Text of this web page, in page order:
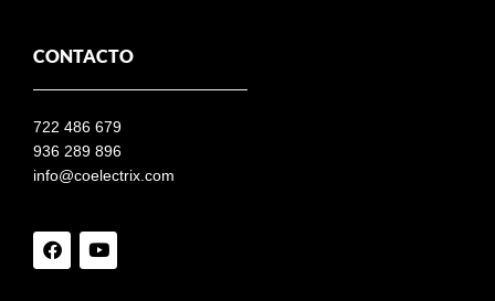
CONTACTO
722 486 679
936 289 896
info@coelectrix.com